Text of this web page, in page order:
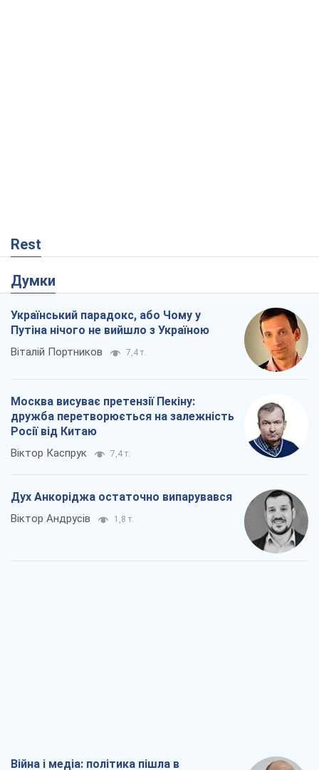
Rest
Думки
Український парадокс, або Чому у
Путіна нічого не вийшло з Україною
Віталій Портников 7,4 т.
Москва висуває претензії Пекіну:
дружба перетворюється на залежність
Росії від Китаю
Віктор Каспрук 7,4 т.
Дух Анкоріджа остаточно випарувався
Віктор Андрусів 1,8 т.
Війна і медіа: політика пішла в